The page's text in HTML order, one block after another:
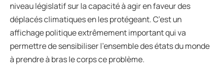
niveau législatif sur la capacité à agir en faveur des
déplacés climatiques en les protégeant. C’est un
affichage politique extrêmement important qui va
permettre de sensibiliser l’ensemble des états du monde
à prendre à bras le corps ce problème.